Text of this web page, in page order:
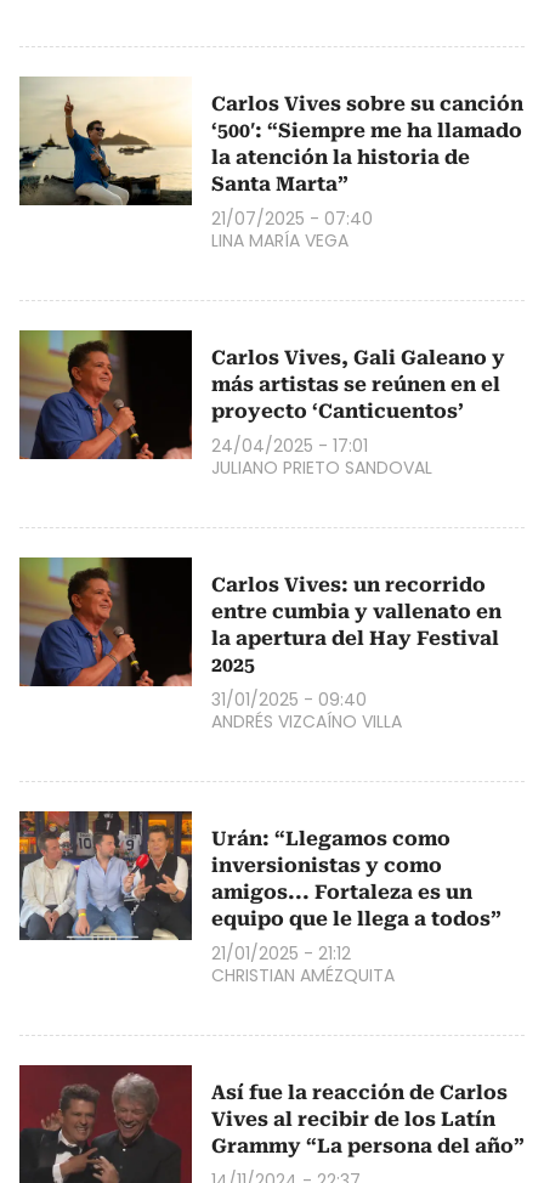
Carlos Vives sobre su canción
‘500′: “Siempre me ha llamado
la atención la historia de
Santa Marta”
21/07/2025 - 07:40
LINA MARÍA VEGA
Carlos Vives, Gali Galeano y
más artistas se reúnen en el
proyecto ‘Canticuentos’
24/04/2025 - 17:01
JULIANO PRIETO SANDOVAL
Carlos Vives: un recorrido
entre cumbia y vallenato en
la apertura del Hay Festival
2025
31/01/2025 - 09:40
ANDRÉS VIZCAÍNO VILLA
Urán: “Llegamos como
inversionistas y como
amigos... Fortaleza es un
equipo que le llega a todos”
21/01/2025 - 21:12
CHRISTIAN AMÉZQUITA
Así fue la reacción de Carlos
Vives al recibir de los Latín
Grammy “La persona del año”